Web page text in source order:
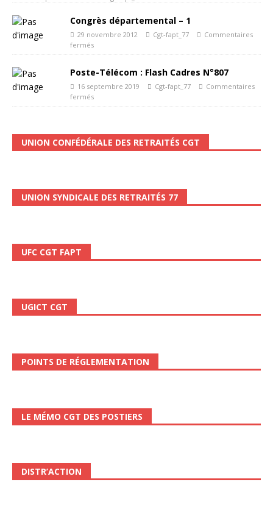
Congrès départemental – 1
29 novembre 2012 Cgt-fapt_77
Commentaires
fermés
Poste-Télécom : Flash Cadres N°807
16 septembre 2019 Cgt-fapt_77
Commentaires
fermés
UNION CONFÉDÉRALE DES RETRAITÉS CGT
UNION SYNDICALE DES RETRAITÉS 77
UFC CGT FAPT
UGICT CGT
POINTS DE RÉGLEMENTATION
LE MÉMO CGT DES POSTIERS
DISTR’ACTION